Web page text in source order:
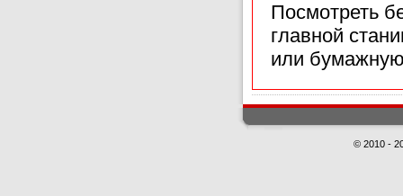
Посмотреть
главной
или
© 2010 -